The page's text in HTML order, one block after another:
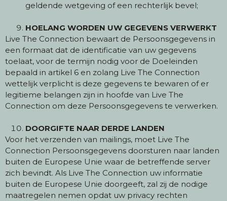
geldende wetgeving of een rechterlijk bevel;
HOELANG WORDEN UW GEGEVENS VERWERKT
Live The Connection bewaart de Persoonsgegevens in
een formaat dat de identificatie van uw gegevens
toelaat, voor de termijn nodig voor de Doeleinden
bepaald in artikel 6 en zolang Live The Connection
wettelijk verplicht is deze gegevens te bewaren of er
legitieme belangen zijn in hoofde van Live The
Connection om deze Persoonsgegevens te verwerken.
DOORGIFTE NAAR DERDE LANDEN
Voor het verzenden van mailings, moet Live The
Connection Persoonsgegevens doorsturen naar landen
buiten de Europese Unie waar de betreffende server
zich bevindt. Als Live The Connection uw informatie
buiten de Europese Unie doorgeeft, zal zij de nodige
maatregelen nemen opdat uw privacy rechten